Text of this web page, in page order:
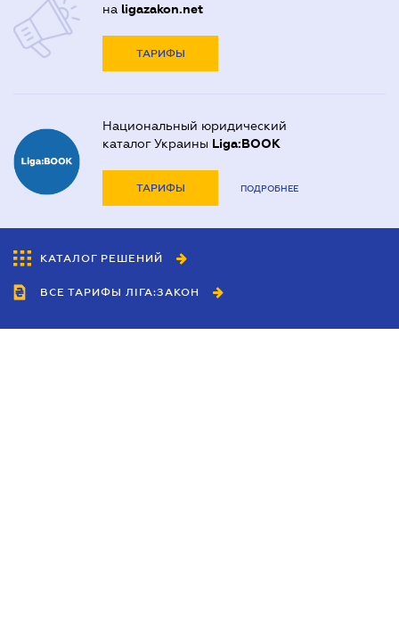
на ligazakon.net
ТАРИФЫ
Национальный юридический
каталог Украины Liga:BOOK
ТАРИФЫ ПОДРОБНЕЕ
КАТАЛОГ РЕШЕНИЙ
ВСЕ ТАРИФЫ ЛІГА:ЗАКОН